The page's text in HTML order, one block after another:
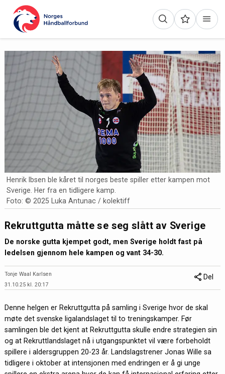
Henrik Ibsen ble kåret til norges beste spiller etter kampen mot
Sverige. Her fra en tidligere kamp.
Foto: © 2025 Luka Antunac / kolektiff
Rekruttgutta måtte se seg slått av Sverige
De norske gutta kjempet godt, men Sverige holdt fast på
ledelsen gjennom hele kampen og vant 34-30.
Tonje Waal Karlsen
31.10.25 kl. 20:17
Del
Denne helgen er Rekruttgutta på samling i Sverige hvor de skal
møte det svenske ligalandslaget til to treningskamper. Før
samlingen ble det kjent at Rekruttgutta skulle endre strategien sin
og at Rekruttlandslaget nå i utgangspunktet vil være forbeholdt
spillere i aldersgruppen 20-23 år. Landslagstrener Jonas Wille sa
tidligere i oktober at intensjonen med endringen er å gi unge